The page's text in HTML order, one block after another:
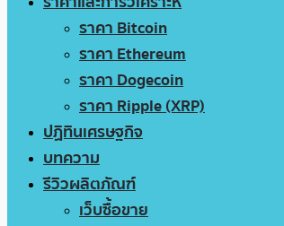
ราคา Bitcoin
ราคา Ethereum
ราคา Dogecoin
ราคา Ripple (XRP)
ปฏิทินเศรษฐกิจ
บทความ
รีวิวผลิตภัณฑ์
เว็บซื้อขาย